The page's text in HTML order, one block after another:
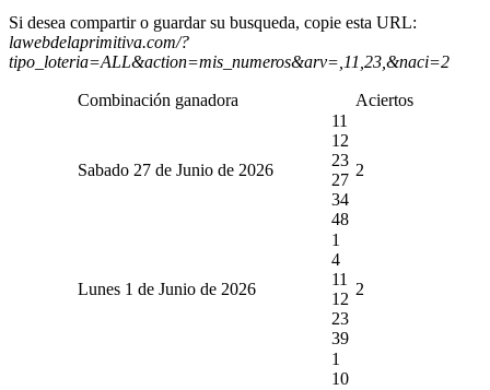
Si desea compartir o guardar su busqueda, copie esta URL:
lawebdelaprimitiva.com/?
tipo_loteria=ALL&action=mis_numeros&arv=,11,23,&naci=2
Combinación ganadora Aciertos
Sabado 27 de Junio de 2026
11
12
23
27
34
48
2
Lunes 1 de Junio de 2026
1
4
11
12
23
39
2
1
10